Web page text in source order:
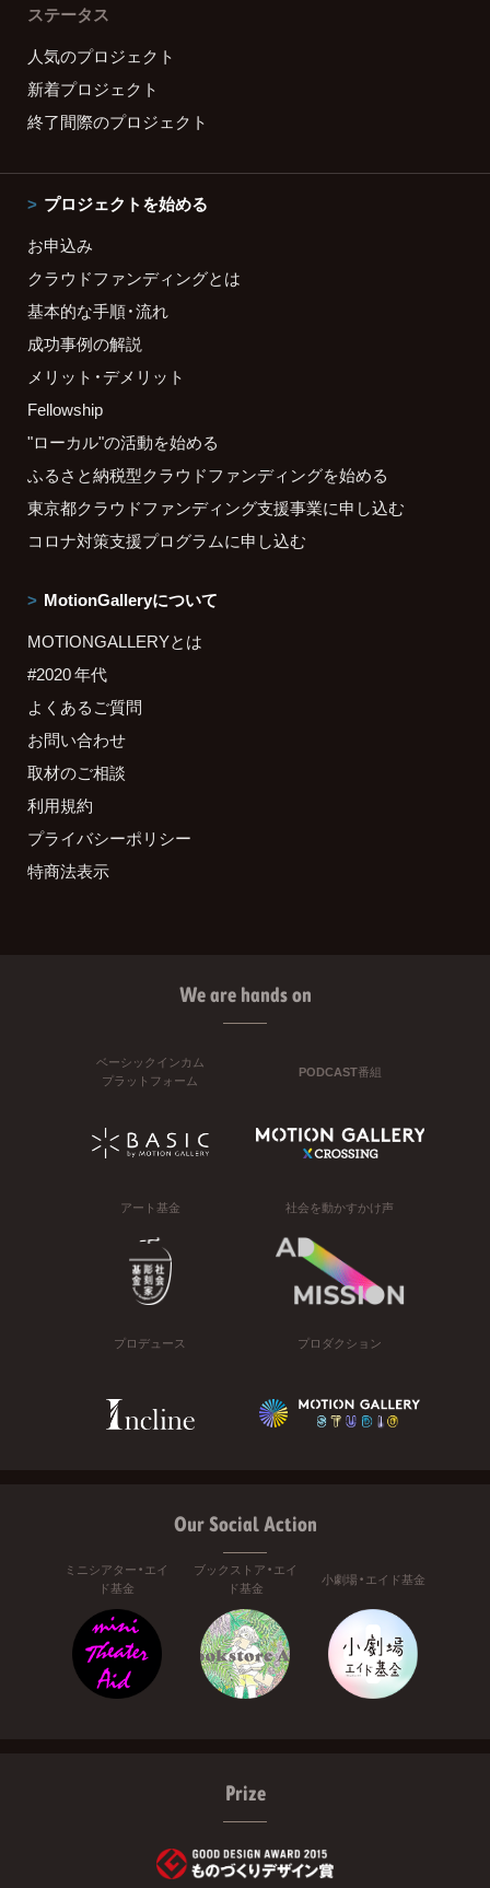
ステータス
人気のプロジェクト
新着プロジェクト
終了間際のプロジェクト
プロジェクトを始める
お申込み
クラウドファンディングとは
基本的な手順・流れ
成功事例の解説
メリット・デメリット
Fellowship
"ローカル"の活動を始める
ふるさと納税型クラウドファンディングを始める
東京都クラウドファンディング支援事業に申し込む
コロナ対策支援プログラムに申し込む
MotionGalleryについて
MOTIONGALLERYとは
#2020 年代
よくあるご質問
お問い合わせ
取材のご相談
利用規約
プライバシーポリシー
特商法表示
We are hands on
ベーシックインカム
プラットフォーム
PODCAST番組
アート基金 社会を動かすかけ声
プロデュース プロダクション
Our Social Action
ミニシアター・エイ
ド基金
ブックストア・エイ
ド基金
小劇場・エイド基金
Prize